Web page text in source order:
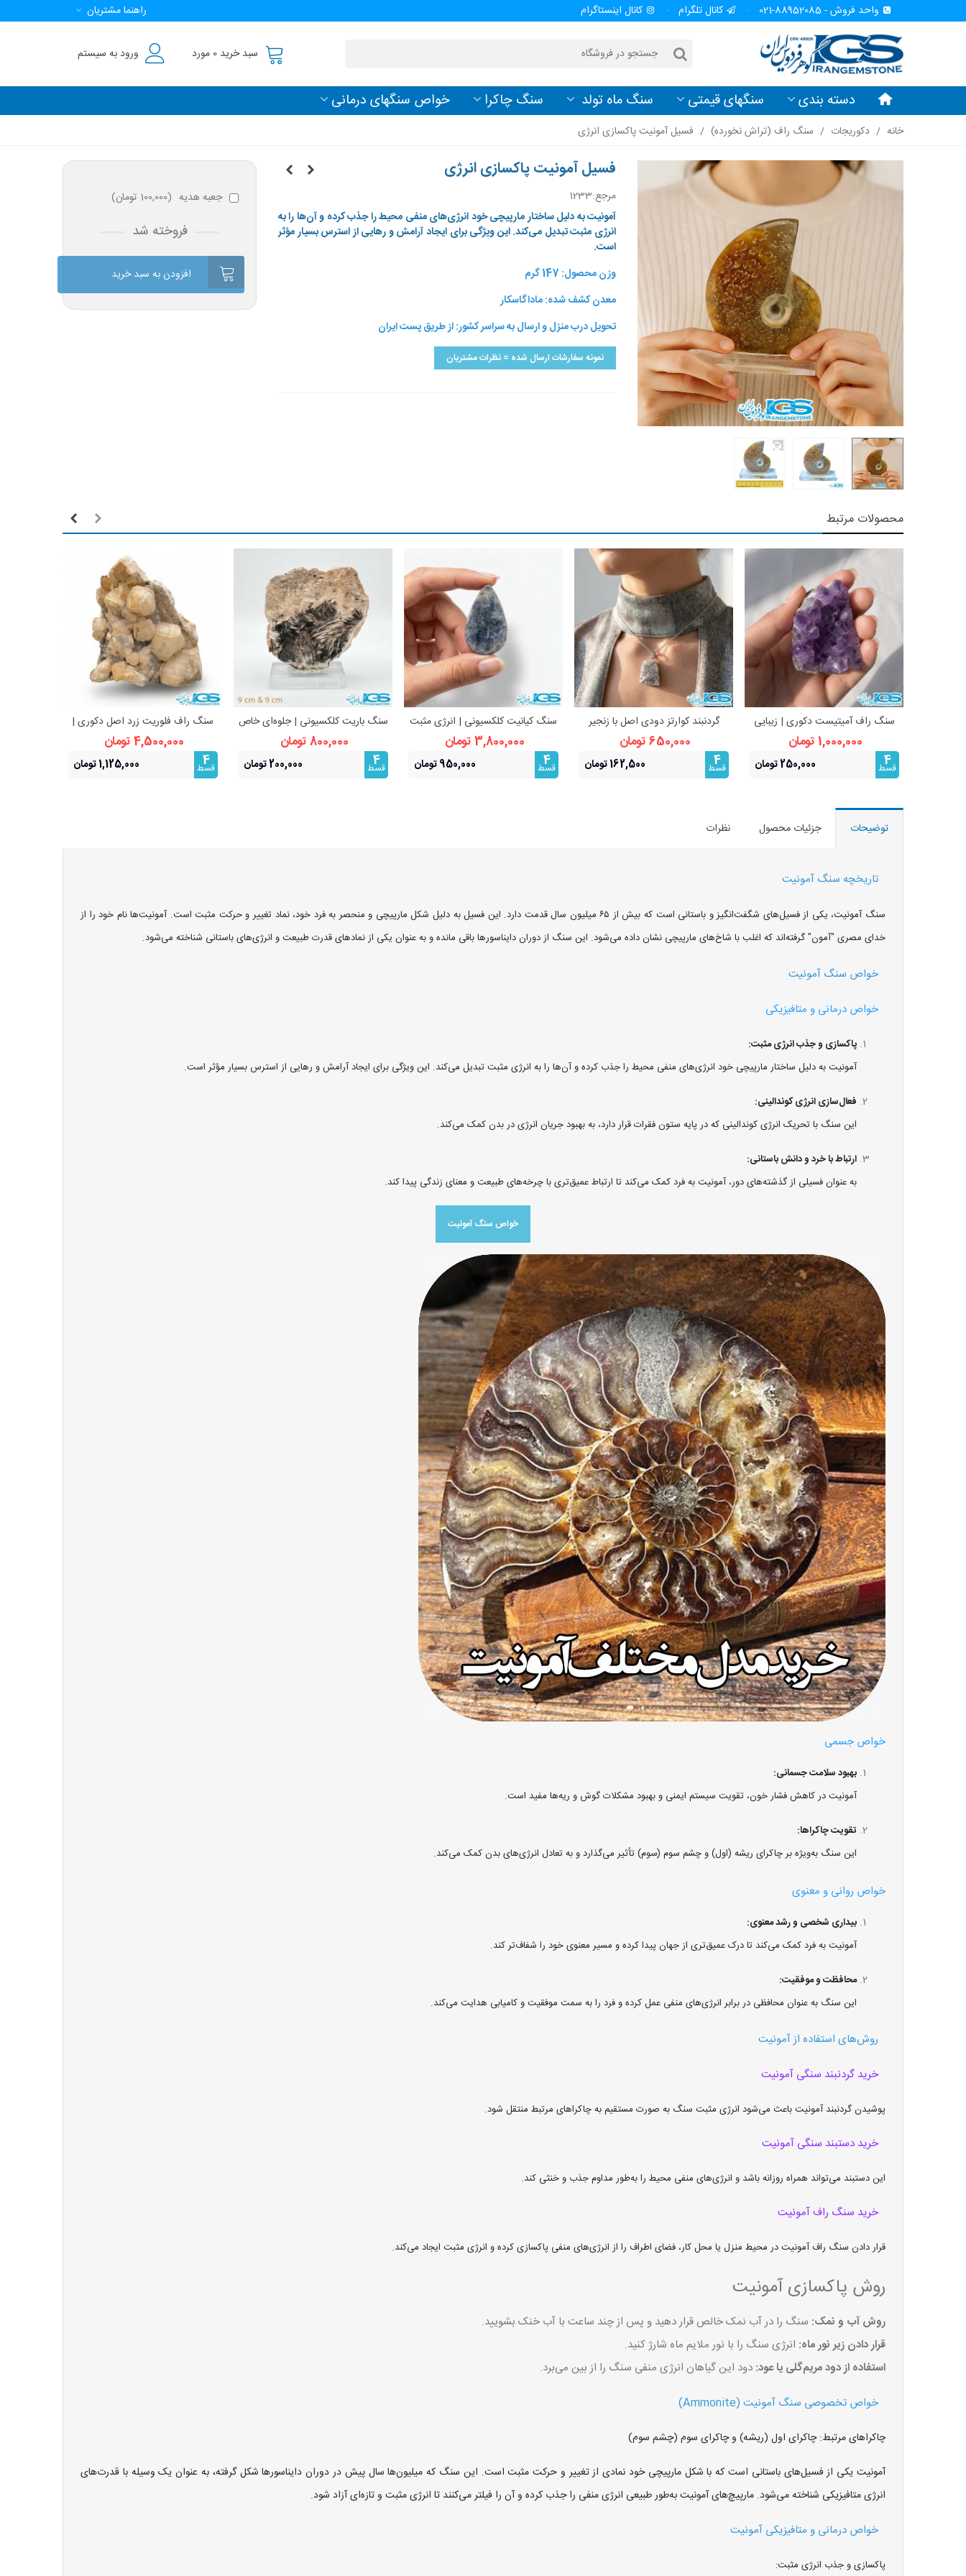
واحد فروش - 88952085-021 کانال تلگرام کانال اینستاگرام راهنما مشتریان
سبد خرید 0 مورد ورود به سیستم
دسته بندی سنگهای قیمتی سنگ ماه تولد سنگ چاکرا خواص سنگهای درمانی
خانه / دکوریجات / سنگ راف (تراش نخورده) / فسیل آمونیت پاکسازی انرژی
فسیل آمونیت پاکسازی انرژی
مرجع:1233
آمونیت به دلیل ساختار مارپیچی خود انرژی‌های منفی محیط را جذب کرده و آن‌ها را به
انرژی مثبت تبدیل می‌کند. این ویژگی برای ایجاد آرامش و رهایی از استرس بسیار مؤثر
است.
وزن محصول: 147 گرم
معدن کشف شده: ماداگاسکار
تحویل درب منزل و ارسال به سراسر کشور: از طریق پست ایران
نمونه سفارشات ارسال شده = نظرات مشتریان
جعبه هدیه (100,000 تومان )
فروخته شد
افزودن به سبد خرید
محصولات مرتبط
مشاهده بیشتر
سنگ راف آمیتیست دکوری | زیبایی
طبیعی و انرژی‌بخش
1,000,000 تومان
4
قسط 250,000 تومان
مشاهده بیشتر
گردنبند کوارتز دودی اصل با زنجیر
استیل | آرامش و محافظت انرژی
650,000 تومان
4
قسط 162,500 تومان
مشاهده بیشتر
سنگ کیانیت کلکسیونی | انرژی مثبت
3,800,000 تومان
4
قسط 950,000 تومان
مشاهده بیشتر
سنگ باریت کلکسیونی | جلوه‌ای خاص
برای کلکسیون و دکور
800,000 تومان
4
قسط 200,000 تومان
مشاهده بیشتر
سنگ راف فلوریت زرد اصل دکوری |
تعادل، آرامش و درخشندگی
4,500,000 تومان
4
قسط 1,125,000 تومان
توضیحات جزئیات محصول نظرات
تاریخچه سنگ آمونیت
سنگ آمونیت، یکی از فسیل‌های شگفت‌انگیز و باستانی است که بیش از ۶۵ میلیون سال قدمت دارد. این فسیل به دلیل شکل مارپیچی و منحصر به فرد خود، نماد تغییر و حرکت مثبت است. آمونیت‌ها نام خود را از
خدای مصری "آمون" گرفته‌اند که اغلب با شاخ‌های مارپیچی نشان داده می‌شود. این سنگ از دوران دایناسورها باقی مانده و به عنوان یکی از نمادهای قدرت طبیعت و انرژی‌های باستانی شناخته می‌شود.
خواص سنگ آمونیت
خواص درمانی و متافیزیکی
پاکسازی و جذب انرژی مثبت:
آمونیت به دلیل ساختار مارپیچی خود انرژی‌های منفی محیط را جذب کرده و آن‌ها را به انرژی مثبت تبدیل می‌کند. این ویژگی برای ایجاد آرامش و رهایی از استرس بسیار مؤثر است.
فعال‌سازی انرژی کوندالینی:
این سنگ با تحریک انرژی کوندالینی که در پایه ستون فقرات قرار دارد، به بهبود جریان انرژی در بدن کمک می‌کند.
ارتباط با خرد و دانش باستانی:
به عنوان فسیلی از گذشته‌های دور، آمونیت به فرد کمک می‌کند تا ارتباط عمیق‌تری با چرخه‌های طبیعت و معنای زندگی پیدا کند.
خواص سنگ آمونیت
خواص جسمی
بهبود سلامت جسمانی:
آمونیت در کاهش فشار خون، تقویت سیستم ایمنی و بهبود مشکلات گوش و ریه‌ها مفید است.
تقویت چاکراها:
این سنگ به‌ویژه بر چاکرای ریشه (اول) و چشم سوم (سوم) تأثیر می‌گذارد و به تعادل انرژی‌های بدن کمک می‌کند.
خواص روانی و معنوی
بیداری شخصی و رشد معنوی:
آمونیت به فرد کمک می‌کند تا درک عمیق‌تری از جهان پیدا کرده و مسیر معنوی خود را شفاف‌تر کند.
محافظت و موفقیت:
این سنگ به عنوان محافظی در برابر انرژی‌های منفی عمل کرده و فرد را به سمت موفقیت و کامیابی هدایت می‌کند.
روش‌های استفاده از آمونیت
خرید گردنبند سنگی آمونیت
پوشیدن گردنبند آمونیت باعث می‌شود انرژی مثبت سنگ به صورت مستقیم به چاکراهای مرتبط منتقل شود.
خرید دستبند سنگی آمونیت
این دستبند می‌تواند همراه روزانه باشد و انرژی‌های منفی محیط را به‌طور مداوم جذب و خنثی کند.
خرید سنگ راف آمونیت
قرار دادن سنگ راف آمونیت در محیط منزل یا محل کار، فضای اطراف را از انرژی‌های منفی پاکسازی کرده و انرژی مثبت ایجاد می‌کند.
روش پاکسازی آمونیت
روش آب و نمک: سنگ را در آب نمک خالص قرار دهید و پس از چند ساعت با آب خنک بشویید.
قرار دادن زیر نور ماه: انرژی سنگ را با نور ملایم ماه شارژ کنید.
استفاده از دود مریم‌گلی یا عود: دود این گیاهان انرژی منفی سنگ را از بین می‌برد.
خواص تخصوصی سنگ آمونیت (Ammonite)
چاکراهای مرتبط: چاکرای اول (ریشه) و چاکرای سوم (چشم سوم)
آمونیت یکی از فسیل‌های باستانی است که با شکل مارپیچی خود نمادی از تغییر و حرکت مثبت است. این سنگ که میلیون‌ها سال پیش در دوران دایناسورها شکل گرفته، به عنوان یک وسیله با قدرت‌های
انرژی متافیزیکی شناخته می‌شود. مارپیچ‌های آمونیت به‌طور طبیعی انرژی منفی را جذب کرده و آن را فیلتر می‌کنند تا انرژی مثبت و تازه‌ای آزاد شود.
خواص درمانی و متافیزیکی آمونیت
پاکسازی و جذب انرژی مثبت: